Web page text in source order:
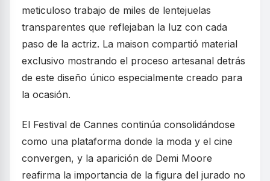
meticuloso trabajo de miles de lentejuelas
transparentes que reflejaban la luz con cada
paso de la actriz. La maison compartió material
exclusivo mostrando el proceso artesanal detrás
de este diseño único especialmente creado para
la ocasión.
El Festival de Cannes continúa consolidándose
como una plataforma donde la moda y el cine
convergen, y la aparición de Demi Moore
reafirma la importancia de la figura del jurado no